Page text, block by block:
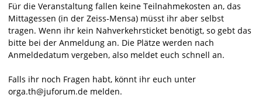
Für die Veranstaltung fallen keine Teilnahmekosten an, das
Mittagessen (in der Zeiss-Mensa) müsst ihr aber selbst
tragen. Wenn ihr kein Nahverkehrsticket benötigt, so gebt das
bitte bei der Anmeldung an. Die Plätze werden nach
Anmeldedatum vergeben, also meldet euch schnell an.
Falls ihr noch Fragen habt, könnt ihr euch unter
orga.th@juforum.de melden.